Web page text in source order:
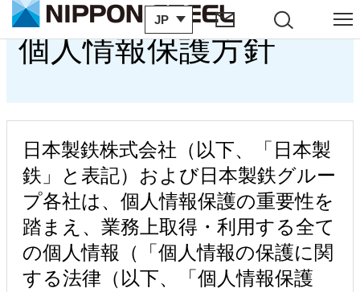
JP
サイト内検索 メニュー
個人情報保護方針
日本製鉄株式会社（以下、「日本製
鉄」と表記）および日本製鉄グルー
プ各社は、個人情報保護の重要性を
踏まえ、業務上取得・利用する全て
の個人情報（「個人情報の保護に関
する法律（以下、「個人情報保護